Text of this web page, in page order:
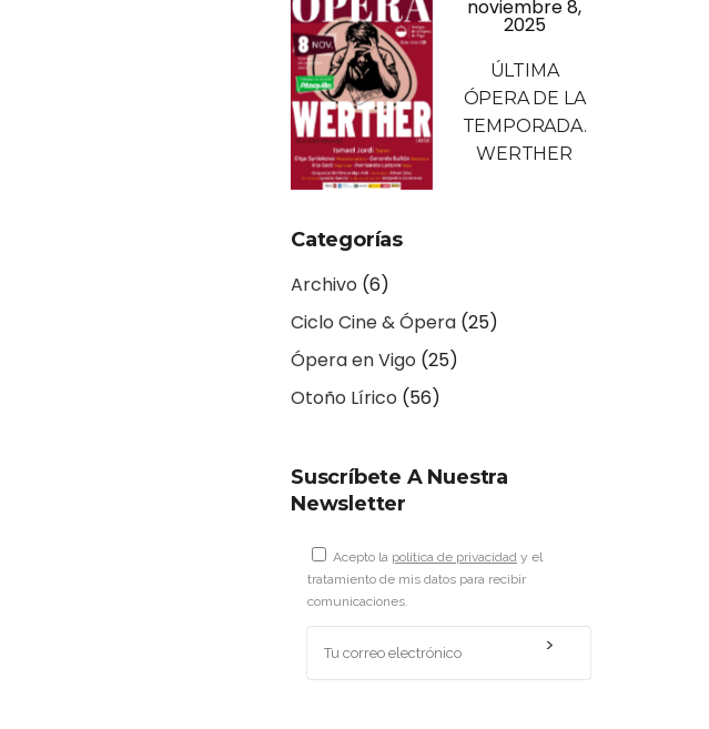
noviembre 8,
2025
ÚLTIMA
ÓPERA DE LA
TEMPORADA.
WERTHER
Categorías
Archivo (6)
Ciclo Cine & Ópera (25)
Ópera en Vigo (25)
Otoño Lírico (56)
Suscríbete A Nuestra
Newsletter
Acepto la política de privacidad y el
tratamiento de mis datos para recibir
comunicaciones.